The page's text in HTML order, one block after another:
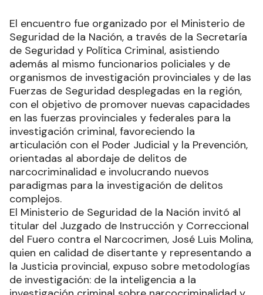
El encuentro fue organizado por el Ministerio de
Seguridad de la Nación, a través de la Secretaría
de Seguridad y Política Criminal, asistiendo
además al mismo funcionarios policiales y de
organismos de investigación provinciales y de las
Fuerzas de Seguridad desplegadas en la región,
con el objetivo de promover nuevas capacidades
en las fuerzas provinciales y federales para la
investigación criminal, favoreciendo la
articulación con el Poder Judicial y la Prevención,
orientadas al abordaje de delitos de
narcocriminalidad e involucrando nuevos
paradigmas para la investigación de delitos
complejos.
El Ministerio de Seguridad de la Nación invitó al
titular del Juzgado de Instrucción y Correccional
del Fuero contra el Narcocrimen, José Luis Molina,
quien en calidad de disertante y representando a
la Justicia provincial, expuso sobre metodologías
de investigación: de la inteligencia a la